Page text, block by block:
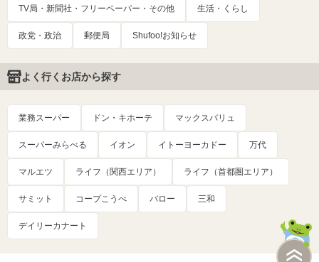
TV局・新聞社・フリーペーパー・その他 生活・くらし
政党・政治 郵便局 Shufoo!お知らせ
よく行くお店から探す
業務スーパー ドン・キホーテ マックスバリュ
スーパーみらべる イオン イトーヨーカドー 万代
マルエツ ライフ（関西エリア） ライフ（首都圏エリア）
サミット コープこうべ バロー 三和
デイリーカナート